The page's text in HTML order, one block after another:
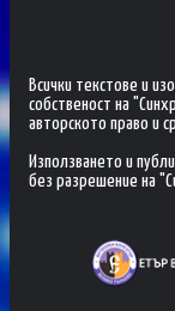
Всички текстове и
собственост на
авторското право и
Използването и
без разрешение на